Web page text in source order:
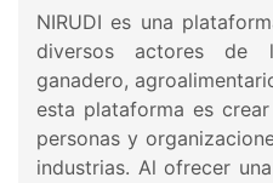
NIRUDI es una
diversos actores de
ganadero,
esta plataforma es
personas y
industrias. Al ofrecer